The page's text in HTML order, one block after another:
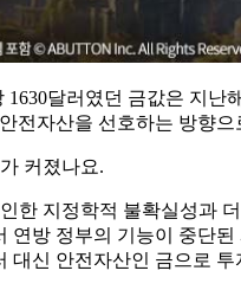
1630달러였던 금값은 지난
전자산을 선호하는 방향
커졌나요.
한 지정학적 불확실성과
연방 정부의 기능이 중단
대신 안전자산인 금으로